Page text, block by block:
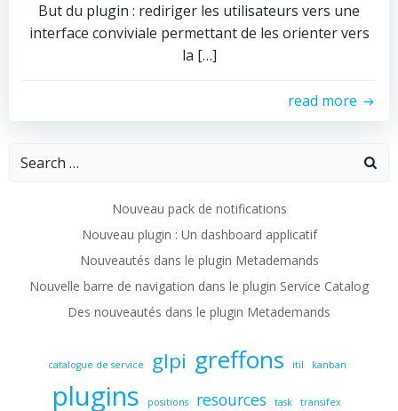
But du plugin : rediriger les utilisateurs vers une
interface conviviale permettant de les orienter vers
la […]
read more
Search
Nouveau pack de notifications
Nouveau plugin : Un dashboard applicatif
Nouveautés dans le plugin Metademands
Nouvelle barre de navigation dans le plugin Service Catalog
Des nouveautés dans le plugin Metademands
catalogue de service glpi greffons itil kanban
plugins positions resources task transifex